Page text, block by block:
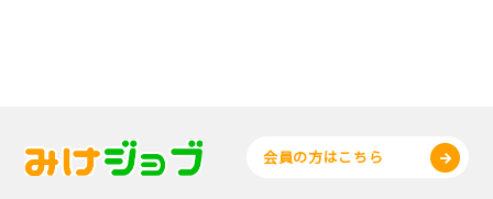
会員の方はこちら